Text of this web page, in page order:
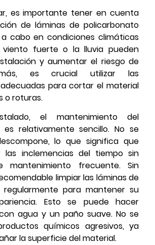
es importante tener en cuenta
de láminas de policarbonato
cabo en condiciones climáticas
viento fuerte o la lluvia pueden
y aumentar el riesgo de
es crucial utilizar las
para cortar el material
o roturas.
el mantenimiento del
es relativamente sencillo. No se
lo que significa que
las inclemencias del tiempo sin
mantenimiento frecuente. Sin
limpiar las láminas de
regularmente para mantener su
Esto se puede hacer
agua y un paño suave. No se
químicos agresivos, ya
la superficie del material.